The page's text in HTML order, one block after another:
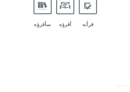
قرأته أقرؤه سأقرؤه